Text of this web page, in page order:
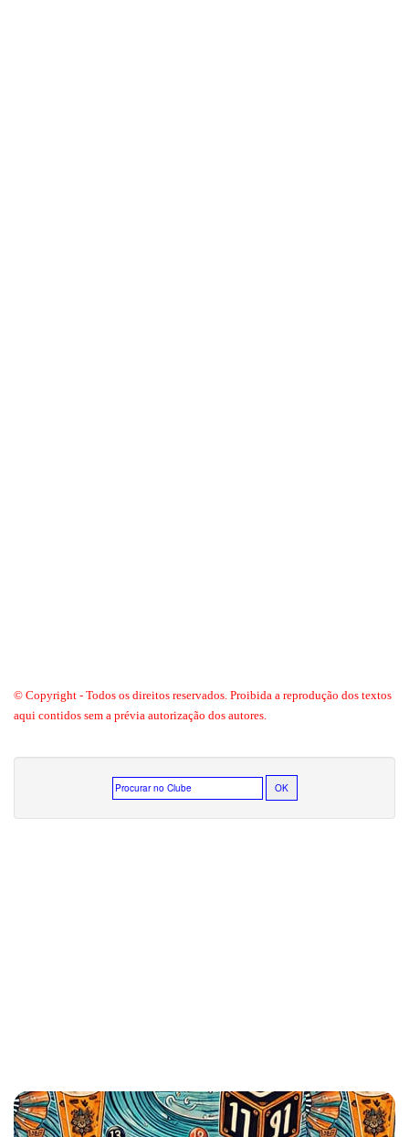
© Copyright - Todos os direitos reservados. Proibida a reprodução dos textos
aqui contidos sem a prévia autorização dos autores.